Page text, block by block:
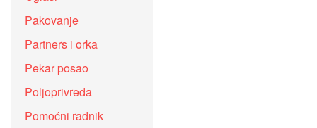
Pakovanje
Partners i orka
Pekar posao
Poljoprivreda
Pomoćni radnik